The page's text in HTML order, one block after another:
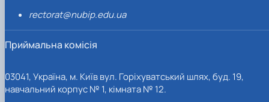
rectorat@nubip.edu.ua
Приймальна комісія
03041, Україна, м. Київ вул. Горіхуватський шлях, буд. 19,
навчальний корпус № 1, кімната № 12.